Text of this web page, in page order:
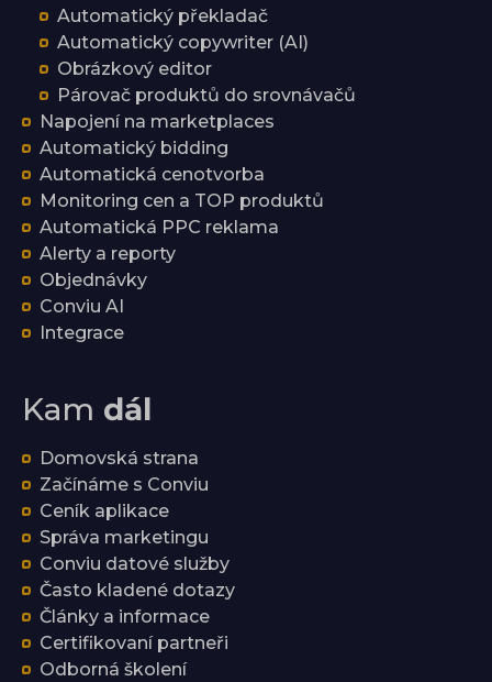
Automatický překladač
Automatický copywriter (AI)
Obrázkový editor
Párovač produktů do srovnávačů
Napojení na marketplaces
Automatický bidding
Automatická cenotvorba
Monitoring cen a TOP produktů
Automatická PPC reklama
Alerty a reporty
Objednávky
Conviu AI
Integrace
Kam dál
Domovská strana
Začínáme s Conviu
Ceník aplikace
Správa marketingu
Conviu datové služby
Často kladené dotazy
Články a informace
Certifikovaní partneři
Odborná školení